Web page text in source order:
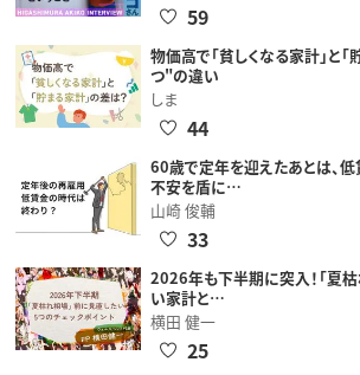
59
物価高で「貧しくなる家計」と
つ"の違い
しま
44
60歳で定年を迎えたあとは、
不安を盾に…
山崎 俊輔
33
2026年も下半期に突入！「夏
い家計と…
横田 健一
25